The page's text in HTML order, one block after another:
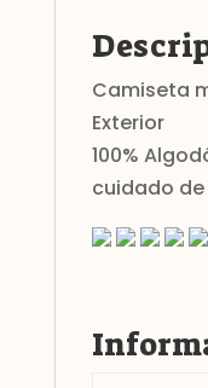
Camiseta
Exterior
100%
cuidado